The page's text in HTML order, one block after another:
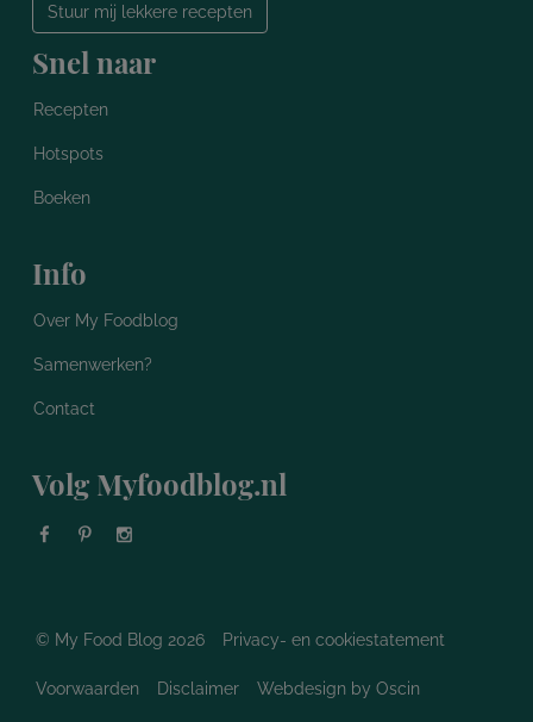
Stuur mij lekkere recepten
Snel naar
Recepten
Hotspots
Boeken
Info
Over My Foodblog
Samenwerken?
Contact
Volg Myfoodblog.nl
© My Food Blog 2026 Privacy- en cookiestatement
Voorwaarden Disclaimer Webdesign by Oscin